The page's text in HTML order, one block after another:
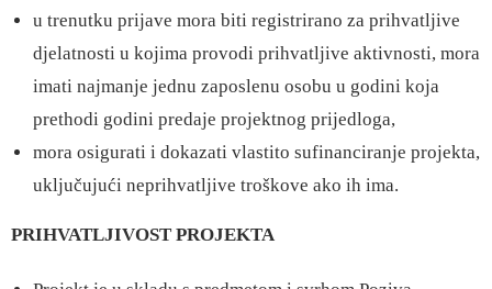
u trenutku prijave mora biti registrirano za prihvatljive
djelatnosti u kojima provodi prihvatljive aktivnosti, mora
imati najmanje jednu zaposlenu osobu u godini koja
prethodi godini predaje projektnog prijedloga,
mora osigurati i dokazati vlastito sufinanciranje projekta,
uključujući neprihvatljive troškove ako ih ima.
PRIHVATLJIVOST PROJEKTA